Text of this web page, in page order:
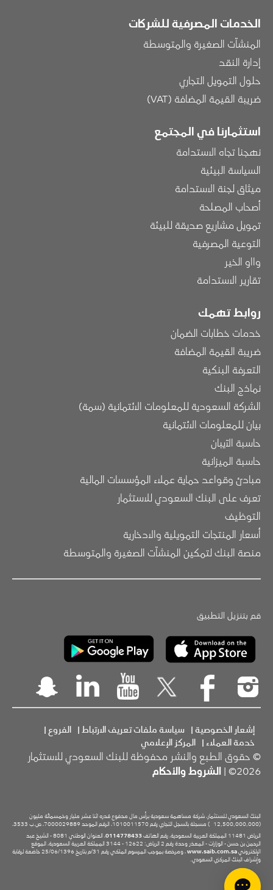
الخدمات المصرفية للشركات
المنشآت الصغيرة والمتوسطة
إدارة النقد
حلول التمويل التجاري
ضريبة القيمة المضافة (VAT)
استثمارنا في المجتمع
نهجنا تجاه الاستدامة
السياسة البيئية
ميثاق لجنة الاستدامة
أصحاب المصلحة
تمويل مشاريع صديقة للبيئة
التوعية المصرفية
وااو الخير
تقارير الاستدامة
روابط تهمك
خدمات خطابات الضمان
ضريبة القيمة المضافة
التعرفة البنكية
نماذج البنك
الشركة السعودية للمعلومات الائتمانية (سمة)
بيان للمعلومات الائتمانية
حاسبة الآيبان
حاسبة الميزانية
مبادئ وقواعد حماية عملاء المؤسسات المالية
تعرف على البنك السعودي للاستثمار
التوظيف
أسعار المنتجات التمويلية والادخارية
منصة البنك لتمكين المنشآت الصغيرة والمتوسطة
قم بتنزيل التطبيق
إشعار الخصوصية| سياسة ملفات تعريف الارتباط| الفروع |
خدمة العملاء| المركز الإعلامي
© حقوق الطبع والنشر محفوظة للبنك السعودي للاستثمار
2026© |
الشروط والأحكام
البنك السعودي للاستثمار، شركة مساهمة سعودية برأس مال مدفوع قدره اثنا عشر مليار وخمسمائة مليون
(12,500,000,000
) مسجلة بالسجل التجاري رقم 1010011570، الرقم الموحد 7000029889، ص.ب 3533،
الرياض 11481 المملكة العربية السعودية، رقم الهاتف
0114778433
، العنوان الوطني 8081 - الشيخ عبد
الرحمن بن حسن - الوزارات - المعذر وحدة رقم 2 الرياض: 12622 - 3144 المملكة العربية السعودية، الموقع
الإلكترونيwww.saib.com.sa
، ومرخصة بموجب المرسوم الملكي رقم 31/م بتاريخ 25/06/1396 خاضعة لرقابة
وإشراف البنك المركزي السعودي.